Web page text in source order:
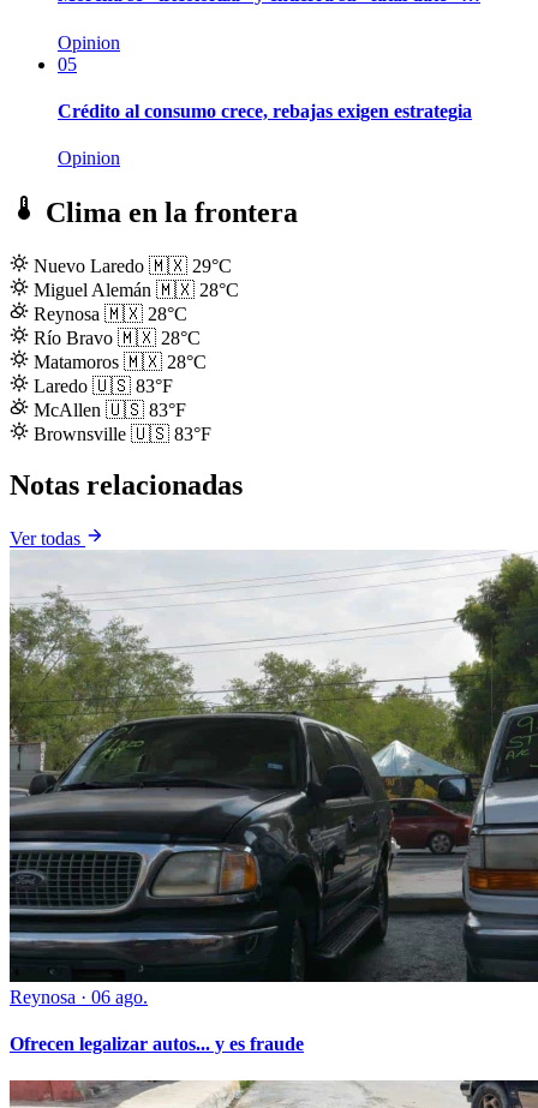
Opinion
05
Crédito al consumo crece, rebajas exigen estrategia
Opinion
Clima en la frontera
Nuevo Laredo 🇲🇽 29°C
Miguel Alemán 🇲🇽 28°C
Reynosa 🇲🇽 28°C
Río Bravo 🇲🇽 28°C
Matamoros 🇲🇽 28°C
Laredo 🇺🇸 83°F
McAllen 🇺🇸 83°F
Brownsville 🇺🇸 83°F
Notas relacionadas
Ver todas
Reynosa · 06 ago.
Ofrecen legalizar autos... y es fraude